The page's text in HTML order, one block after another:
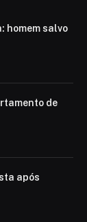
homem salvo
de
após